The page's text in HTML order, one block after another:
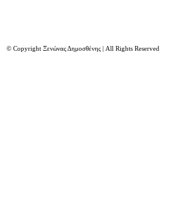
© Copyright Ξενώνας Δημοσθένης | All Rights Reserved